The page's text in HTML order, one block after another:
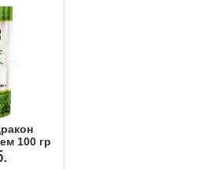
100 гр